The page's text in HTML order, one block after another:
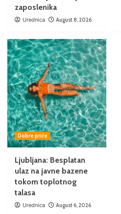
zaposlenika
Urednica August 8, 2026
Dobre priče
Ljubljana: Besplatan
ulaz na javne bazene
tokom toplotnog
talasa
Urednica August 6, 2026